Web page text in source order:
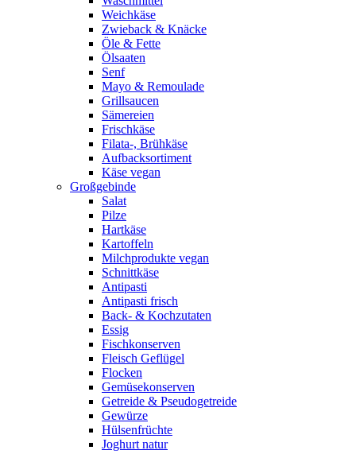
Weichkäse
Zwieback & Knäcke
Öle & Fette
Ölsaaten
Senf
Mayo & Remoulade
Grillsaucen
Sämereien
Frischkäse
Filata-, Brühkäse
Aufbacksortiment
Käse vegan
Großgebinde
Salat
Pilze
Hartkäse
Kartoffeln
Milchprodukte vegan
Schnittkäse
Antipasti
Antipasti frisch
Back- & Kochzutaten
Essig
Fischkonserven
Fleisch Geflügel
Flocken
Gemüsekonserven
Getreide & Pseudogetreide
Gewürze
Hülsenfrüchte
Joghurt natur